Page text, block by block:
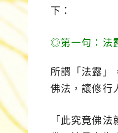
下：
◎第一句：法
所謂「法露」
佛法，讓修行
「 此究竟佛法